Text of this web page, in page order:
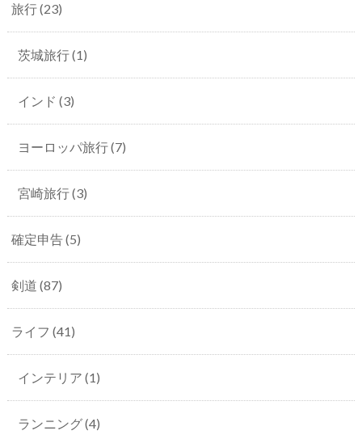
旅行(23)
茨城旅行(1)
インド (3)
ヨーロッパ旅行(7)
宮崎旅行(3)
確定申告(5)
剣道 (87)
ライフ (41)
インテリア (1)
ランニング(4)